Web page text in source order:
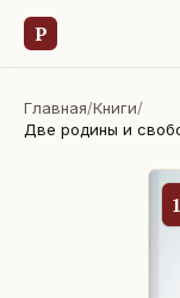
Р
Главная/Книги/
Две родины и